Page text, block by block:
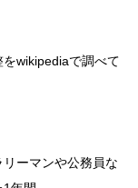
wikipediaで調べて
ーマンや公務員な